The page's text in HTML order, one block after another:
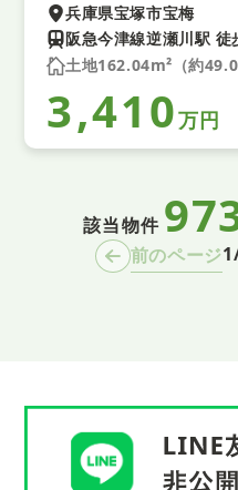
兵庫県宝塚市宝梅
阪急今津線逆瀬川駅 徒
土地162.04m²（約
3,410万円
該当物件
前のページ